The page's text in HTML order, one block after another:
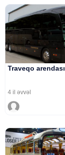
Traveqo arendası
4 il əvvəl